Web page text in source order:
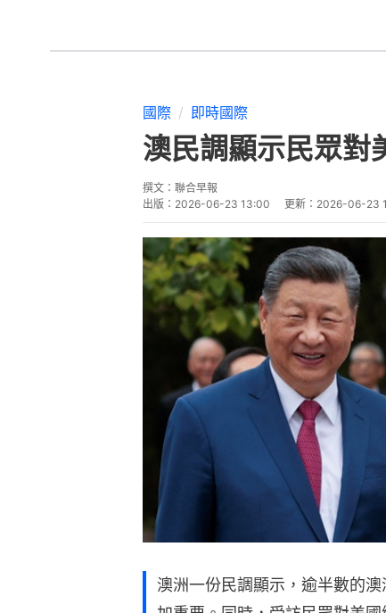
國際 即時國際
澳民調顯示民眾
撰文： 聯合早報
出版： 2026-06-23 13:00 更新： 2026-06-23
澳洲一份民調顯示，逾半數的